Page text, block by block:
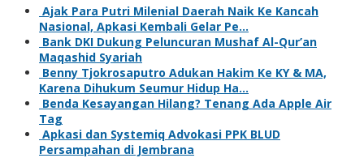
Ajak Para Putri Milenial Daerah Naik Ke Kancah
Nasional, Apkasi Kembali Gelar Pe…
Bank DKI Dukung Peluncuran Mushaf Al-Qur’an
Maqashid Syariah
Benny Tjokrosaputro Adukan Hakim Ke KY & MA,
Karena Dihukum Seumur Hidup Ha…
Benda Kesayangan Hilang? Tenang Ada Apple Air
Tag
Apkasi dan Systemiq Advokasi PPK BLUD
Persampahan di Jembrana